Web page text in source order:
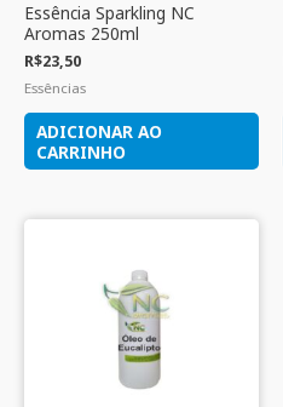
Essência Sparkling NC
Aromas 250ml
R$23,50
Essências
ADICIONAR AO
CARRINHO